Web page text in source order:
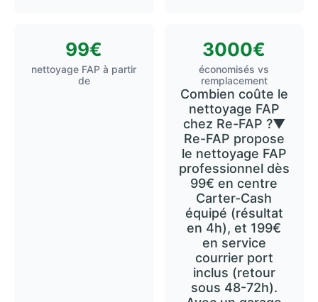
99€
nettoyage FAP à partir
de
3000€
économisés vs
remplacement
Combien coûte le
nettoyage FAP
chez Re-FAP ?▼
Re-FAP propose
le nettoyage FAP
professionnel dès
99€ en centre
Carter-Cash
équipé (résultat
en 4h), et 199€
en service
courrier port
inclus (retour
sous 48-72h).